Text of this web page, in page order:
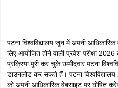
पटना विश्वविद्यालय जून में अपनी
लिए आयोजित होने वाली प्रवेश परीक्षा
प्रक्रिया पूरी कर चुके उम्मीदवार पटना
डाउनलोड कर सकते हैं। पटना
को अपनी आधिकारिक वेबसाइट पर घोषित